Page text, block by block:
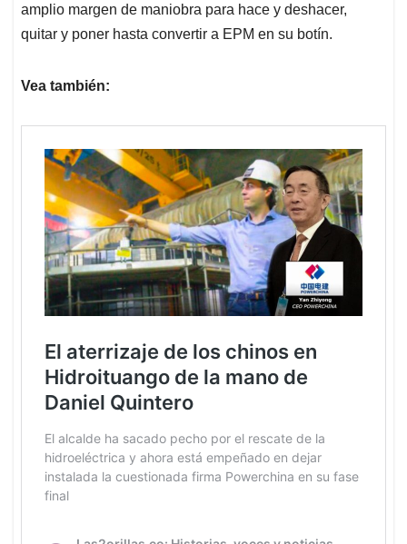
amplio margen de maniobra para hace y deshacer,
quitar y poner hasta convertir a EPM en su botín.
Vea también: